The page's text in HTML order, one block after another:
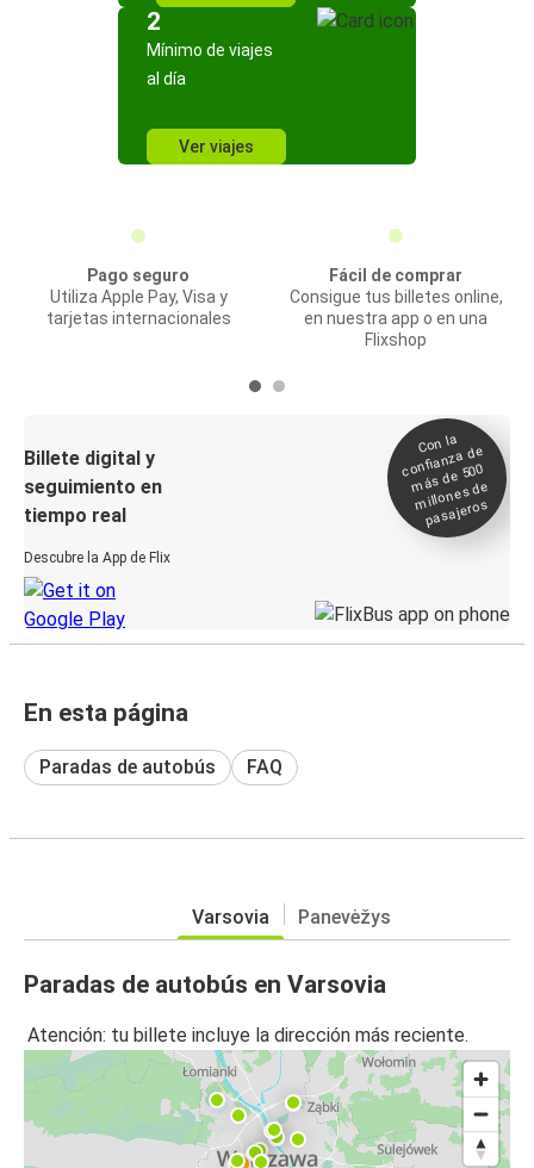
2
Mínimo de viajes
al día
Ver viajes
Pago seguro
Utiliza Apple Pay, Visa y
tarjetas internacionales
Fácil de comprar
Consigue tus billetes online,
en nuestra app o en una
Flixshop
Billete digital y
seguimiento en
tiempo real
Descubre la App de Flix
Con la
confianza de
más de 500
millones de
pasajeros
En esta página
Paradas de autobús FAQ
Varsovia Panevėžys
Paradas de autobús en Varsovia
Atención: tu billete incluye la dirección más reciente.